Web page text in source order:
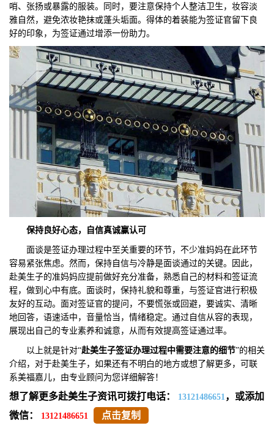
哨、张扬或暴露的服装。同时，要注意保持个人整洁卫生，妆容淡
雅自然，避免浓妆艳抹或蓬头垢面。得体的着装能为签证官留下良
好的印象，为签证通过增添一份助力。
保持良好心态，自信真诚赢认可
面谈是签证办理过程中至关重要的环节，不少准妈妈在此环节
容易紧张焦虑。然而，保持自信与冷静是面谈通过的关键。因此，
赴美生子的准妈妈应提前做好充分准备，熟悉自己的材料和签证流
程，做到心中有底。面谈时，保持礼貌和尊重，与签证官进行积极
友好的互动。面对签证官的提问，不要慌张或回避，要诚实、清晰
地回答，语速适中，音量恰当，情绪稳定。通过自信从容的表现，
展现出自己的专业素养和诚意，从而有效提高签证通过率。
以上就是针对“赴美生子签证办理过程中需要注意的细节”的相关
介绍，对于赴美生子，如果还有不明白的地方或想了解更多，可联
系美福嘉儿，由专业顾问为您详细解答！
想了解更多赴美生子资讯可拨打电话： 13121486651 ，或添加
微信：
13121486651 点击复制